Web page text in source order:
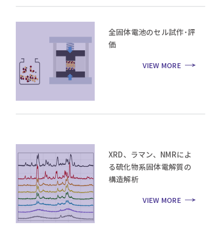
全固体電池のセル試作･評
価
VIEW MORE
XRD、ラマン、NMRによ
る硫化物系固体電解質の
構造解析
VIEW MORE